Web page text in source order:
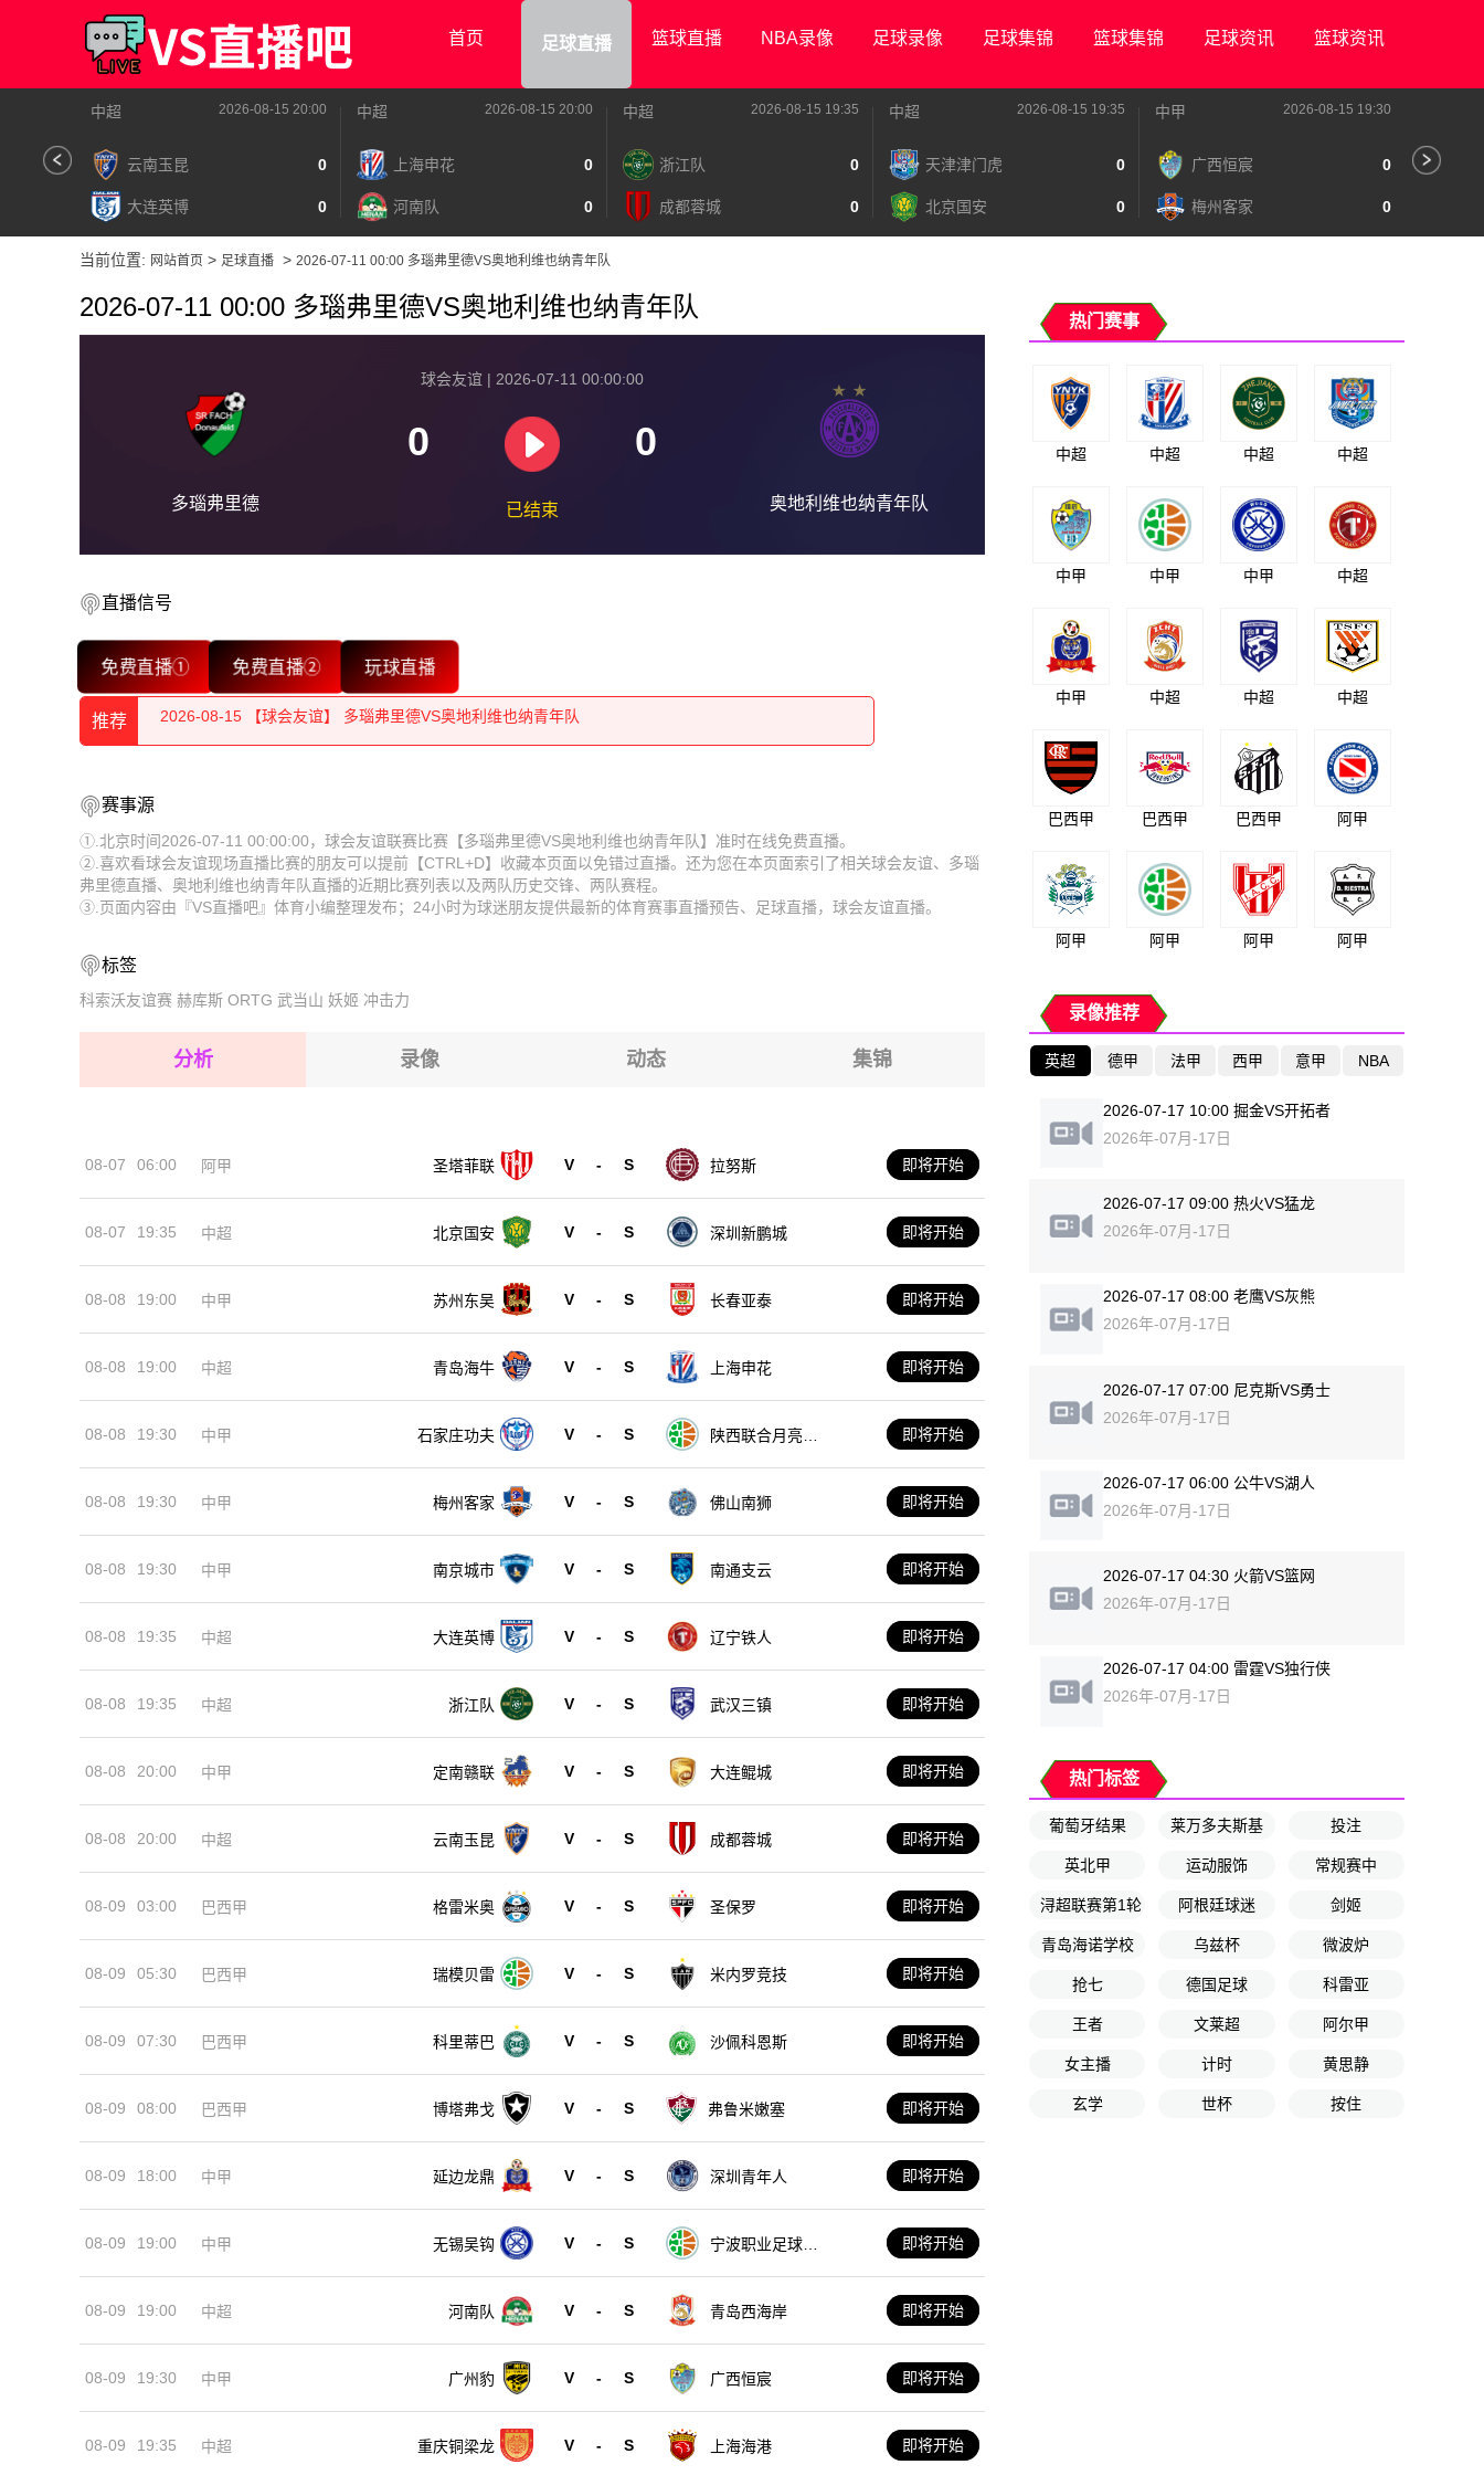
首页 足球直播 篮球直播 NBA录像 足球录像 足球集锦 篮球集锦 足球资讯 篮球资讯
中超 2026-08-15 20:00
云南玉昆 0
大连英博 0
中超 2026-08-15 20:00
上海申花 0
河南队 0
中超 2026-08-15 19:35
浙江队 0
成都蓉城 0
中超 2026-08-15 19:35
天津津门虎 0
北京国安 0
中甲 2026-08-15 19:30
广西恒宸 0
梅州客家 0
当前位置: 网站首页 > 足球直播 > 2026-07-11 00:00 多瑙弗里德VS奥地利维也纳青年队
2026-07-11 00:00 多瑙弗里德VS奥地利维也纳青年队
多瑙弗里德
球会友谊 | 2026-07-11 00:00:00
0 0
已结束 奥地利维也纳青年队
直播信号
免费直播① 免费直播② 玩球直播
推荐
2026-08-15 【球会友谊】 多瑙弗里德VS奥地利维也纳青年队
2026-08-15 【球会友谊】 多瑙弗里德VS奥地利维也纳青年队
2026-08-15 【球会友谊】 多瑙弗里德VS奥地利维也纳青年队
2026-08-15 【球会友谊】 多瑙弗里德VS奥地利维也纳青年队
2026-08-15 【球会友谊】 多瑙弗里德VS奥地利维也纳青年队
2026-08-15 【球会友谊】 多瑙弗里德VS奥地利维也纳青年队
2026-08-15 【球会友谊】 多瑙弗里德VS奥地利维也纳青年队
2026-08-15 【球会友谊】 多瑙弗里德VS奥地利维也纳青年队
2026-08-15 【球会友谊】 多瑙弗里德VS奥地利维也纳青年队
2026-08-14 【球会友谊】 多瑙弗里德VS奥地利维也纳青年队
赛事源
①.北京时间2026-07-11 00:00:00，球会友谊联赛比赛【多瑙弗里德VS奥地利维也纳青年队】准时在线免费直播。
②.喜欢看球会友谊现场直播比赛的朋友可以提前【CTRL+D】收藏本页面以免错过直播。还为您在本页面索引了相关球会友谊、多瑙
弗里德直播、奥地利维也纳青年队直播的近期比赛列表以及两队历史交锋、两队赛程。
③.页面内容由『VS直播吧』体育小编整理发布；24小时为球迷朋友提供最新的体育赛事直播预告、足球直播，球会友谊直播。
标签
科索沃友谊赛 赫库斯 ORTG 武当山 妖姬 冲击力
分析 录像 动态 集锦
08-07 06:00 阿甲 圣塔菲联 V - S 拉努斯 即将开始
08-07 19:35 中超 北京国安 V - S 深圳新鹏城 即将开始
08-08 19:00 中甲 苏州东吴 V - S 长春亚泰 即将开始
08-08 19:00 中超 青岛海牛 V - S 上海申花 即将开始
08-08 19:30 中甲 石家庄功夫 V - S
陕西联合月亮泊
即将开始
08-08 19:30 中甲 梅州客家 V - S 佛山南狮 即将开始
08-08 19:30 中甲 南京城市 V - S 南通支云 即将开始
08-08 19:35 中超 大连英博 V - S 辽宁铁人 即将开始
08-08 19:35 中超 浙江队 V - S 武汉三镇 即将开始
08-08 20:00 中甲 定南赣联 V - S 大连鲲城 即将开始
08-08 20:00 中超 云南玉昆 V - S 成都蓉城 即将开始
08-09 03:00 巴西甲 格雷米奥 V - S 圣保罗 即将开始
08-09 05:30 巴西甲 瑞模贝雷 V - S 米内罗竞技 即将开始
08-09 07:30 巴西甲 科里蒂巴 V - S 沙佩科恩斯 即将开始
08-09 08:00 巴西甲 博塔弗戈 V - S 弗鲁米嫩塞 即将开始
08-09 18:00 中甲 延边龙鼎 V - S 深圳青年人 即将开始
08-09 19:00 中甲 无锡吴钩 V - S
宁波职业足球俱
即将开始
08-09 19:00 中超 河南队 V - S 青岛西海岸 即将开始
08-09 19:30 中甲 广州豹 V - S 广西恒宸 即将开始
08-09 19:35 中超 重庆铜梁龙 V - S 上海海港 即将开始
热门赛事
中超 中超 中超 中超
中甲 中甲 中甲 中超
中甲 中超 中超 中超
巴西甲 巴西甲 巴西甲 阿甲
阿甲 阿甲 阿甲 阿甲
录像推荐
英超 德甲 法甲 西甲 意甲 NBA
2026-07-17 10:00 掘金VS开拓者
2026年-07月-17日
2026-07-17 09:00 热火VS猛龙
2026年-07月-17日
2026-07-17 08:00 老鹰VS灰熊
2026年-07月-17日
2026-07-17 07:00 尼克斯VS勇士
2026年-07月-17日
2026-07-17 06:00 公牛VS湖人
2026年-07月-17日
2026-07-17 04:30 火箭VS篮网
2026年-07月-17日
2026-07-17 04:00 雷霆VS独行侠
2026年-07月-17日
热门标签
葡萄牙结果 莱万多夫斯基 投注
英北甲 运动服饰 常规赛中
浔超联赛第1轮 阿根廷球迷 剑姬
青岛海诺学校 乌兹杯 微波炉
抢七 德国足球 科雷亚
王者 文莱超 阿尔甲
女主播 计时 黄思静
玄学 世杯 按住